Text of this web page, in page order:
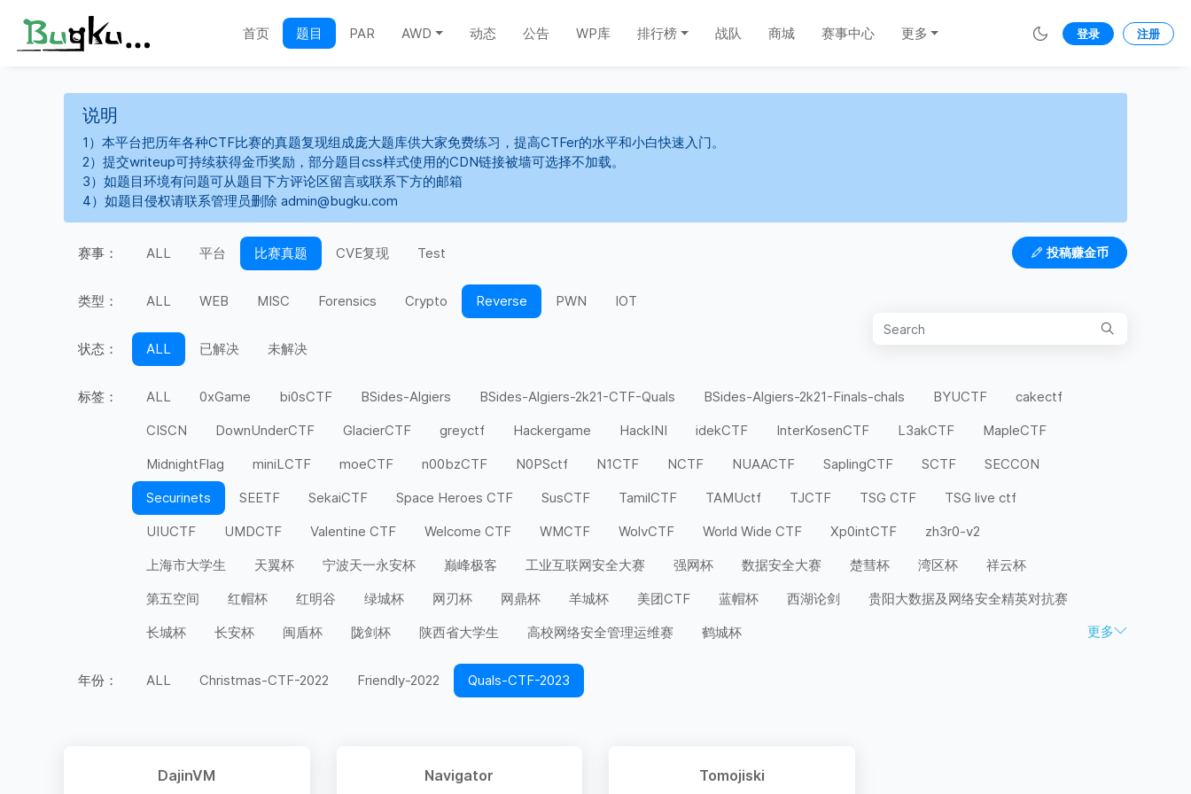
首页 题目 PAR AWD 动态 公告 WP库 排行榜 战队 商城 赛事中心 更多 登录 注册
说明
1）本平台把历年各种CTF比赛的真题复现组成庞大题库供大家免费练习，提高CTFer的水平和小白快速入门。
2）提交writeup可持续获得金币奖励，部分题目css样式使用的CDN链接被墙可选择不加载。
3）如题目环境有问题可从题目下方评论区留言或联系下方的邮箱
4）如题目侵权请联系管理员删除 admin@bugku.com
赛事： ALL 平台 比赛真题 CVE复现 Test
类型： ALL WEB MISC Forensics Crypto Reverse PWN IOT
状态： ALL 已解决 未解决
投稿赚金币
标签： ALL 0xGame bi0sCTF BSides-Algiers BSides-Algiers-2k21-CTF-Quals BSides-Algiers-2k21-Finals-chals BYUCTF
cakectf
CISCN
DownUnderCTF GlacierCTF greyctf Hackergame HackINI idekCTF InterKosenCTF L3akCTF
MapleCTF
MidnightFlag
miniLCTF moeCTF n00bzCTF N0PSctf N1CTF NCTF NUAACTF SaplingCTF SCTF
SECCON
Securinets
SEETF SekaiCTF Space Heroes CTF SusCTF TamilCTF TAMUctf TJCTF TSG CTF
TSG live ctf
UIUCTF
UMDCTF Valentine CTF Welcome CTF WMCTF WolvCTF World Wide CTF Xp0intCTF
zh3r0-v2
上海市大学生
天翼杯 宁波天一永安杯 巅峰极客 工业互联网安全大赛 强网杯 数据安全大赛 楚彗杯 湾区杯
祥云杯
第五空间
红帽杯 红明谷 绿城杯 网刃杯 网鼎杯 羊城杯 美团CTF 蓝帽杯 西湖论剑
贵阳大数据及网络安全精英对抗赛
长城杯
长安杯 闽盾杯 陇剑杯 陕西省大学生 高校网络安全管理运维赛 鹤城杯 更多
年份： ALL Christmas-CTF-2022 Friendly-2022 Quals-CTF-2023
DajinVM Navigator Tomojiski